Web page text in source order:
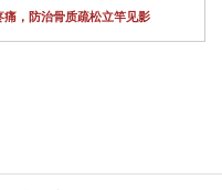
，防治骨质疏松立竿见影